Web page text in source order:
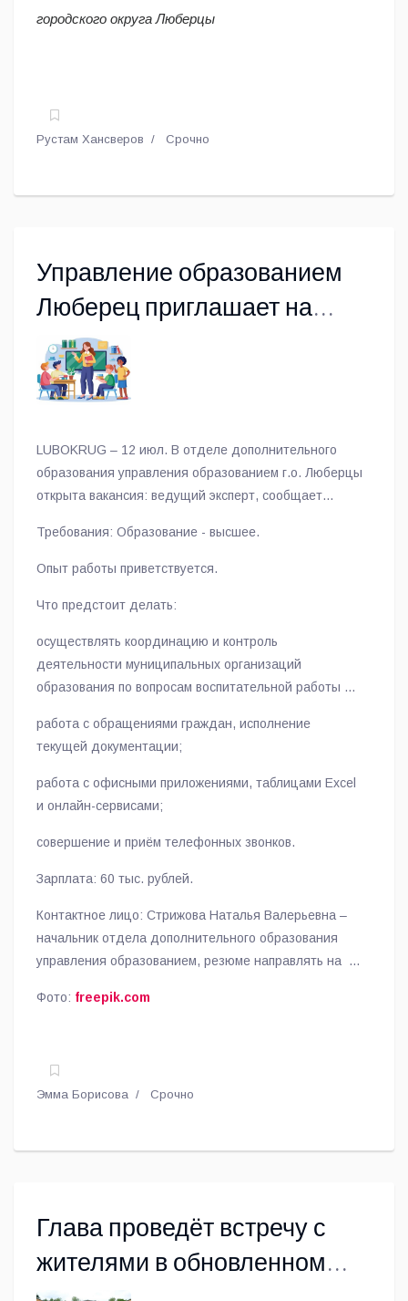
городского округа Люберцы
Рустам Хансверов Срочно
Управление образованием
Люберец приглашает на
работу
LUBOKRUG – 12 июл. В отделе дополнительного
образования управления образованием г.о. Люберцы
открыта вакансия: ведущий эксперт, сообщает
Требования: Образование - высшее.
Опыт работы приветствуется.
Что предстоит делать:
осуществлять координацию и контроль
деятельности муниципальных организаций
образования по вопросам воспитательной работы и
работа с обращениями граждан, исполнение
текущей документации;
работа с офисными приложениями, таблицами Excel
и онлайн-сервисами;
совершение и приём телефонных звонков.
Зарплата: 60 тыс. рублей.
Контактное лицо: Стрижова Наталья Валерьевна –
начальник отдела дополнительного образования
управления образованием, резюме направлять на e-
Фото: freepik.com
Эмма Борисова Срочно
Глава проведёт встречу с
жителями в обновленном